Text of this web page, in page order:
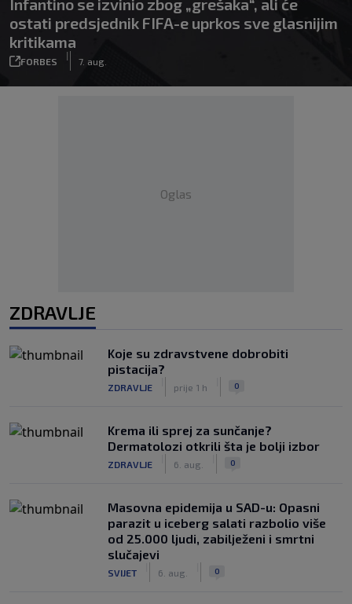
Infantino se izvinio zbog „grešaka“, ali će
ostati predsjednik FIFA-e uprkos sve glasnijim
kritikama
FORBES
|
7. aug.
Oglas
ZDRAVLJE
Koje su zdravstvene dobrobiti
pistacija?
ZDRAVLJE prije 1 h 0
Krema ili sprej za sunčanje?
Dermatolozi otkrili šta je bolji izbor
ZDRAVLJE 6. aug. 0
Masovna epidemija u SAD-u: Opasni
parazit u iceberg salati razbolio više
od 25.000 ljudi, zabilježeni i smrtni
slučajevi
SVIJET 6. aug. 0